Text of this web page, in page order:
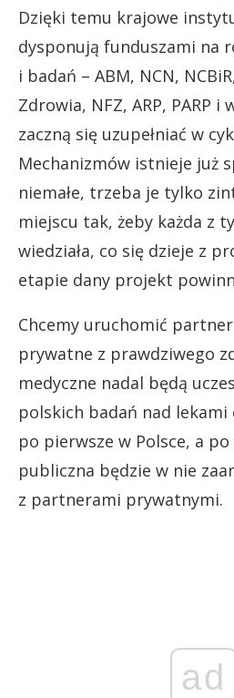
Dzięki temu krajowe
dysponują funduszami na
i badań – ABM, NCN,
Zdrowia, NFZ, ARP, PARP i
zaczną się uzupełniać w
Mechanizmów istnieje już
niemałe, trzeba je tylko
miejscu tak, żeby każda z
wiedziała, co się dzieje z
etapie dany projekt
Chcemy uruchomić
prywatne z prawdziwego
medyczne nadal będą
polskich badań nad
po pierwsze w Polsce, a
publiczna będzie w nie
z partnerami prywatnymi.
ad